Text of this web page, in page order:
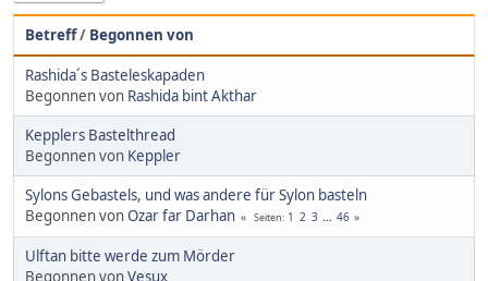
Betreff/ Begonnen von
Rashida´s Basteleskapaden
Begonnen von Rashida bint Akthar
Kepplers Bastelthread
Begonnen von Keppler
Sylons Gebastels, und was andere für Sylon basteln
Begonnen vonOzar far Darhan Seiten 1 2 3 ... 46
Ulftan bitte werde zum Mörder
Begonnen vonVesux